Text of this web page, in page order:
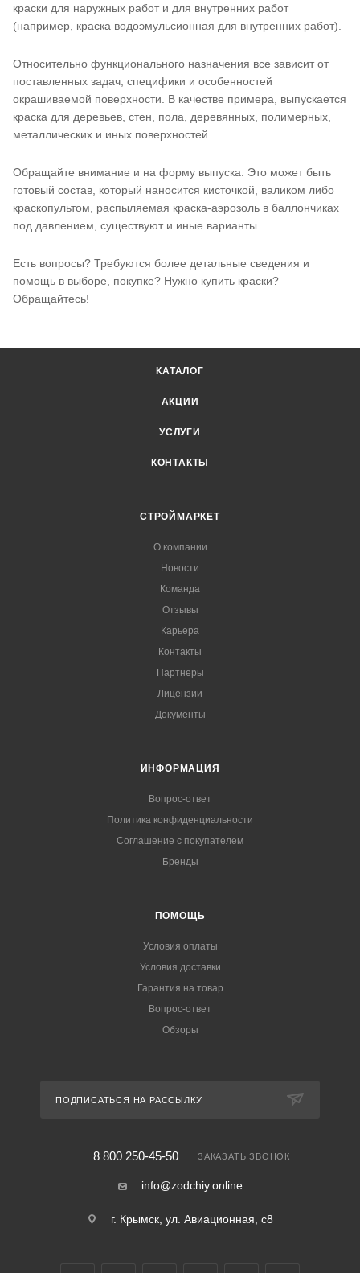
краски для наружных работ и для внутренних работ
(например, краска водоэмульсионная для внутренних работ).
Относительно функционального назначения все зависит от
поставленных задач, специфики и особенностей
окрашиваемой поверхности. В качестве примера, выпускается
краска для деревьев, стен, пола, деревянных, полимерных,
металлических и иных поверхностей.
Обращайте внимание и на форму выпуска. Это может быть
готовый состав, который наносится кисточкой, валиком либо
краскопультом, распыляемая краска-аэрозоль в баллончиках
под давлением, существуют и иные варианты.
Есть вопросы? Требуются более детальные сведения и
помощь в выборе, покупке? Нужно купить краски?
Обращайтесь!
КАТАЛОГ
АКЦИИ
УСЛУГИ
КОНТАКТЫ
СТРОЙМАРКЕТ
О компании
Новости
Команда
Отзывы
Карьера
Контакты
Партнеры
Лицензии
Документы
ИНФОРМАЦИЯ
Вопрос-ответ
Политика конфиденциальности
Соглашение с покупателем
Бренды
ПОМОЩЬ
Условия оплаты
Условия доставки
Гарантия на товар
Вопрос-ответ
Обзоры
ПОДПИСАТЬСЯ НА РАССЫЛКУ
8 800 250-45-50 ЗАКАЗАТЬ ЗВОНОК
info@zodchiy.online
г. Крымск, ул. Авиационная, с8